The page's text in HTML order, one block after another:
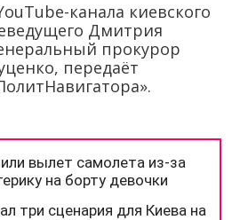
канала киевского
Дмитрия
прокурор
передаёт